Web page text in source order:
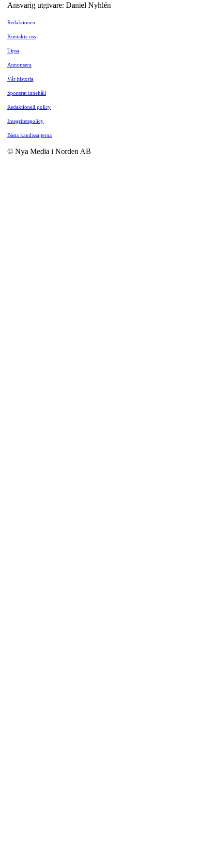
Ansvarig utgivare: Daniel Nyhlén
Redaktionen
Kontakta oss
Tipsa
Annonsera
Vår historia
Sponsrat innehåll
Redaktionell policy
Integritetspolicy
Bästa kändissajterna
© Nya Media i Norden AB